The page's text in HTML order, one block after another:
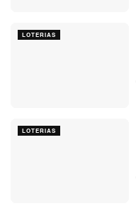
LOTERIAS
LOTERIAS